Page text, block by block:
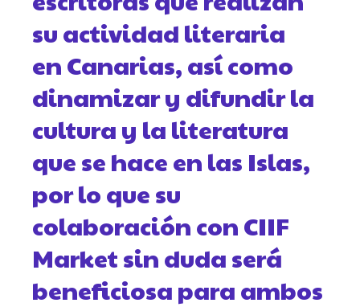
su actividad literaria
en Canarias, así como
dinamizar y difundir la
cultura y la literatura
que se hace en las Islas,
por lo que su
colaboración con CIIF
Market sin duda será
beneficiosa para ambos